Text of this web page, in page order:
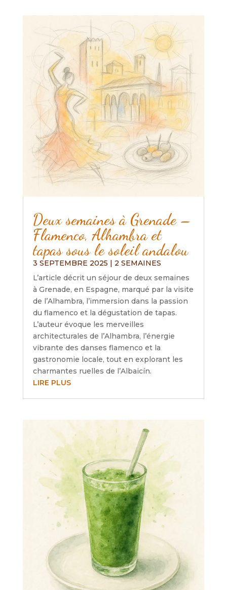
Deux semaines à Grenade –
Flamenco, Alhambra et
tapas sous le soleil andalou
3 SEPTEMBRE 2025 | 2 SEMAINES
L’article décrit un séjour de deux semaines
à Grenade, en Espagne, marqué par la visite
de l’Alhambra, l’immersion dans la passion
du flamenco et la dégustation de tapas.
L’auteur évoque les merveilles
architecturales de l’Alhambra, l’énergie
vibrante des danses flamenco et la
gastronomie locale, tout en explorant les
charmantes ruelles de l’Albaicín.
LIRE PLUS